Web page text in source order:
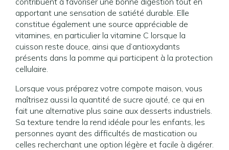
apportant une sensation de satiété durable. Elle
constitue également une source appréciable de
vitamines, en particulier la vitamine C lorsque la
cuisson reste douce, ainsi que d’antioxydants
présents dans la pomme qui participent à la protection
cellulaire.
Lorsque vous préparez votre compote maison, vous
maîtrisez aussi la quantité de sucre ajouté, ce qui en
fait une alternative plus saine aux desserts industriels.
Sa texture tendre la rend idéale pour les enfants, les
personnes ayant des difficultés de mastication ou
celles recherchant une option légère et facile à digérer.